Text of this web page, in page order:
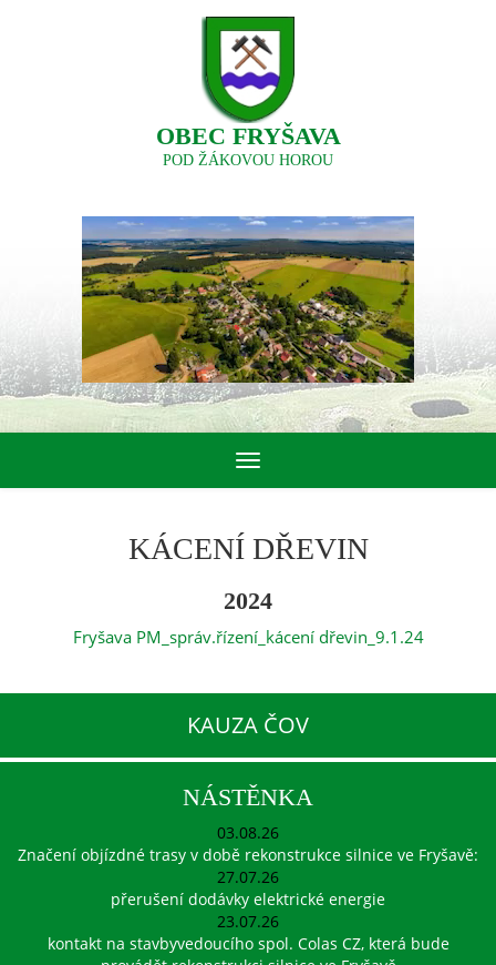
OBEC FRYŠAVA
POD ŽÁKOVOU HOROU
Toggle
navigation
KÁCENÍ DŘEVIN
2024
Fryšava PM_správ.řízení_kácení dřevin_9.1.24
KAUZA ČOV
NÁSTĚNKA
03.08.26
Značení objízdné trasy v době rekonstrukce silnice ve Fryšavě:
27.07.26
přerušení dodávky elektrické energie
23.07.26
kontakt na stavbyvedoucího spol. Colas CZ, která bude